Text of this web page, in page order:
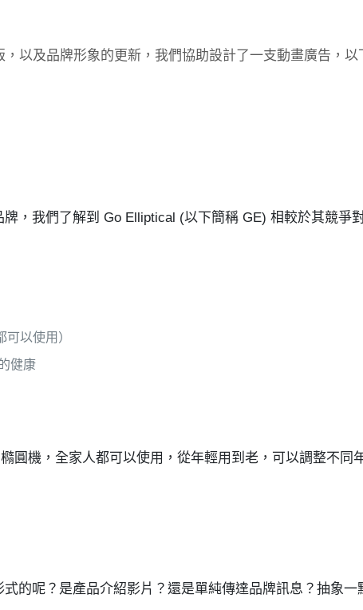
以及品牌形象的更新，我們協助設計了一支動畫廣告，
，我們了解到 Go Elliptical (以下簡稱 GE) 相較於其競爭
以使用）
健康
圓機，全家人都可以使用，從年輕用到老，可以調整不同
的呢？是產品介紹影片？還是單純傳達品牌訊息？抽象一